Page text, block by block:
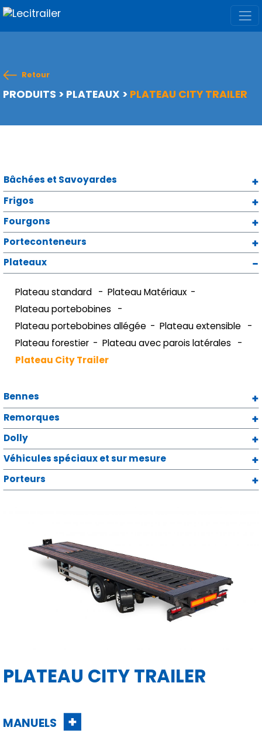
Retour
PRODUITS > PLATEAUX > PLATEAU CITY TRAILER
Bâchées et Savoyardes
Frigos
Fourgons
Porteconteneurs
Plateaux
Plateau standard
Plateau Matériaux
Plateau portebobines
Plateau portebobines allégée
Plateau extensible
Plateau forestier
Plateau avec parois latérales
Plateau City Trailer
Bennes
Remorques
Dolly
Véhicules spéciaux et sur mesure
Porteurs
PLATEAU CITY TRAILER
MANUELS